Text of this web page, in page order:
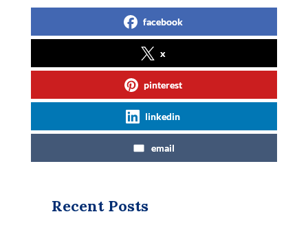
facebook
x
pinterest
linkedin
email
Recent Posts